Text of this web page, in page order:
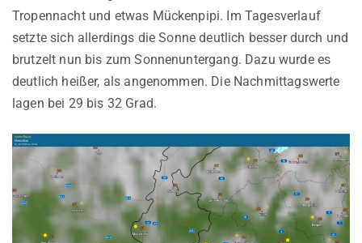
Tropennacht und etwas Mückenpipi. Im Tagesverlauf
setzte sich allerdings die Sonne deutlich besser durch und
brutzelt nun bis zum Sonnenuntergang. Dazu wurde es
deutlich heißer, als angenommen. Die Nachmittagswerte
lagen bei 29 bis 32 Grad.